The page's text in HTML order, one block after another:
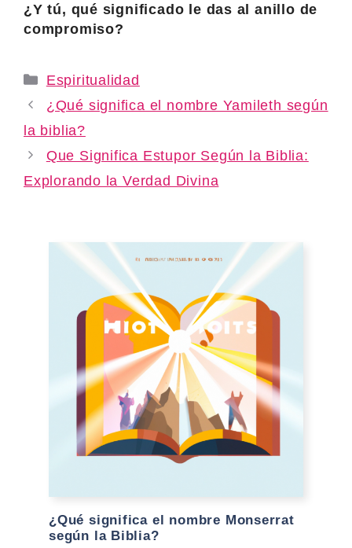
¿Y tú, qué significado le das al anillo de
compromiso?
Categories
Espiritualidad
¿Qué significa el nombre Yamileth según
la biblia?
Que Significa Estupor Según la Biblia:
Explorando la Verdad Divina
¿Qué significa el nombre Monserrat
según la Biblia?